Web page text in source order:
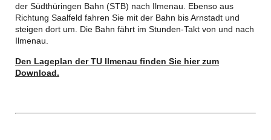
der Südthüringen Bahn (STB) nach Ilmenau. Ebenso aus
Richtung Saalfeld fahren Sie mit der Bahn bis Arnstadt und
steigen dort um. Die Bahn fährt im Stunden-Takt von und nach
Ilmenau.
Den Lageplan der TU Ilmenau finden Sie hier zum
Download.